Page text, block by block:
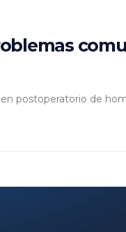
postoperatorio de